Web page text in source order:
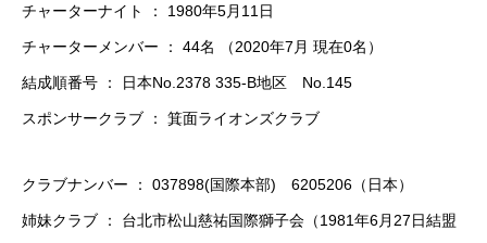
チャーターナイト ： 1980年5月11日
チャーターメンバー ： 44名 （2020年7月 現在0名）
結成順番号 ： 日本No.2378 335-B地区 No.145
スポンサークラブ ： 箕面ライオンズクラブ
クラブナンバー ： 037898(国際本部) 6205206（日本）
姉妹クラブ ： 台北市松山慈祐国際獅子会（1981年6月27日結盟